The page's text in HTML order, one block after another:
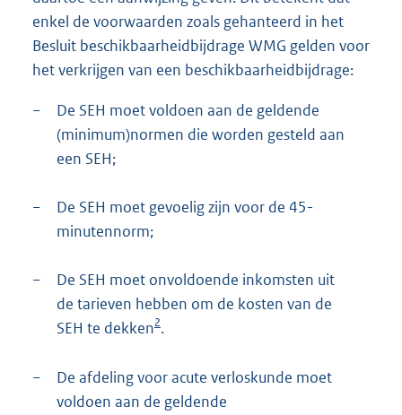
enkel de voorwaarden zoals gehanteerd in het
Besluit beschikbaarheidbijdrage WMG gelden voor
het verkrijgen van een beschikbaarheidbijdrage:
−
De SEH moet voldoen aan de geldende
(minimum)normen die worden gesteld aan
een SEH;
−
De SEH moet gevoelig zijn voor de 45-
minutennorm;
−
De SEH moet onvoldoende inkomsten uit
de tarieven hebben om de kosten van de
SEH te dekken2.
−
De afdeling voor acute verloskunde moet
voldoen aan de geldende